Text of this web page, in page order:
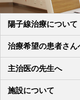
陽子線治療について
治療希望の患者さん
主治医の先生へ
施設について